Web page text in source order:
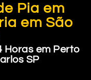
Pia em
em São
Horas em Perto
SP